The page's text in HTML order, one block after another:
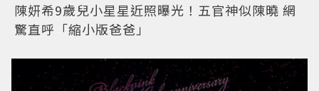
陳妍希9歲兒小星星近照曝光！五官神似陳曉 網
驚直呼「縮小版爸爸」